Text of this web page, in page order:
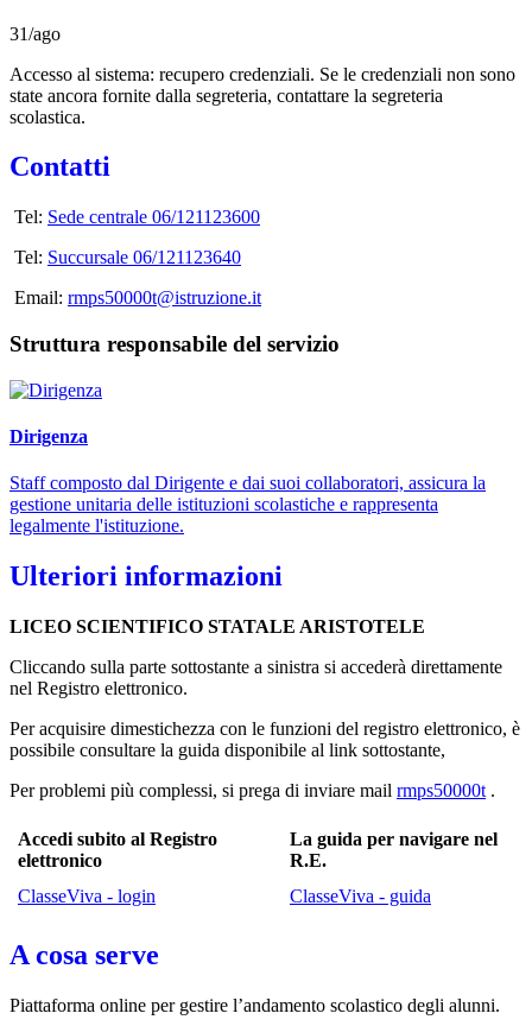
31/ago
Accesso al sistema: recupero credenziali. Se le credenziali non sono
state ancora fornite dalla segreteria, contattare la segreteria
scolastica.
Contatti
Tel: Sede centrale 06/121123600
Tel: Succursale 06/121123640
Email: rmps50000t@istruzione.it
Struttura responsabile del servizio
Dirigenza
Staff composto dal Dirigente e dai suoi collaboratori, assicura la
gestione unitaria delle istituzioni scolastiche e rappresenta
legalmente l'istituzione.
Ulteriori informazioni
LICEO SCIENTIFICO STATALE ARISTOTELE
Cliccando sulla parte sottostante a sinistra si accederà direttamente
nel Registro elettronico.
Per acquisire dimestichezza con le funzioni del registro elettronico, è
possibile consultare la guida disponibile al link sottostante,
Per problemi più complessi, si prega di inviare mail rmps50000t .
Accedi subito al Registro
elettronico
La guida per navigare nel
R.E.
ClasseViva - login
ClasseViva - guida
A cosa serve
Piattaforma online per gestire l’andamento scolastico degli alunni.